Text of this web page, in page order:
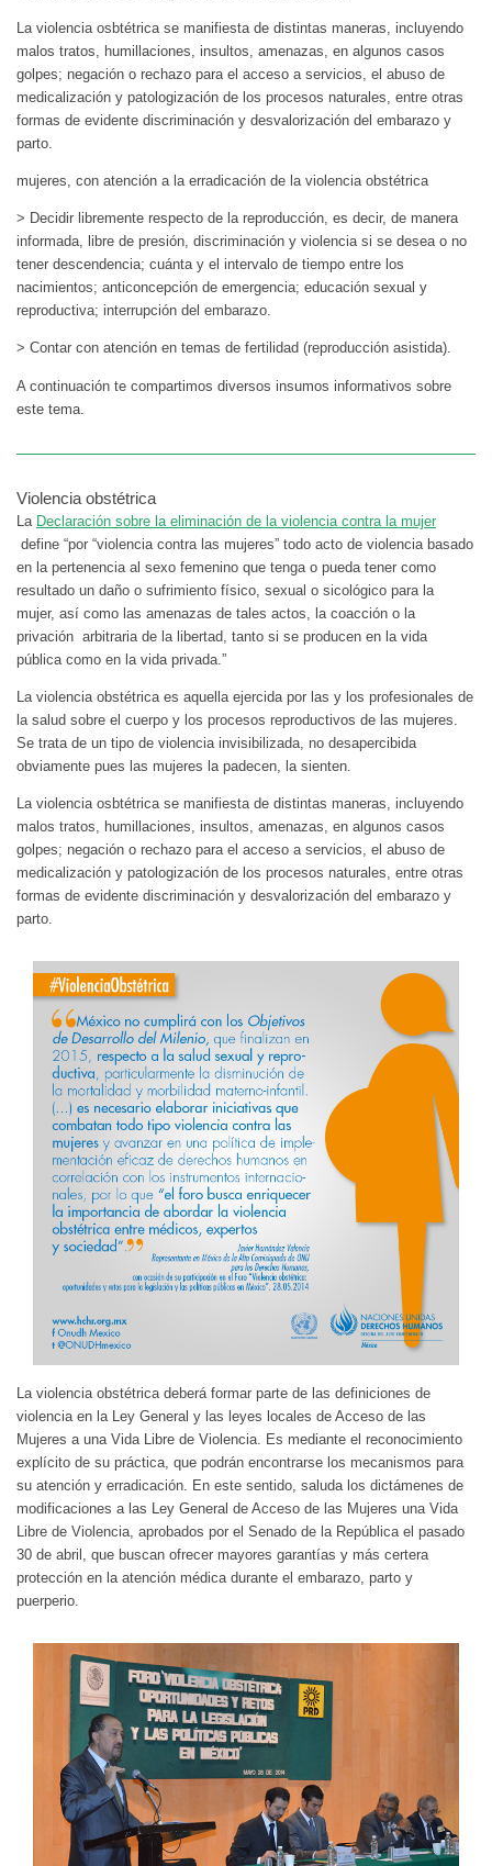
La violencia osbtétrica se manifiesta de distintas maneras, incluyendo
malos tratos, humillaciones, insultos, amenazas, en algunos casos
golpes; negación o rechazo para el acceso a servicios, el abuso de
medicalización y patologización de los procesos naturales, entre otras
formas de evidente discriminación y desvalorización del embarazo y
parto.
mujeres, con atención a la erradicación de la violencia obstétrica
> Decidir libremente respecto de la reproducción, es decir, de manera
informada, libre de presión, discriminación y violencia si se desea o no
tener descendencia; cuánta y el intervalo de tiempo entre los
nacimientos; anticoncepción de emergencia; educación sexual y
reproductiva; interrupción del embarazo.
> Contar con atención en temas de fertilidad (reproducción asistida).
A continuación te compartimos diversos insumos informativos sobre
este tema.
Violencia obstétrica
La Declaración sobre la eliminación de la violencia contra la mujer
define “por “violencia contra las mujeres” todo acto de violencia basado
en la pertenencia al sexo femenino que tenga o pueda tener como
resultado un daño o sufrimiento físico, sexual o sicológico para la
mujer, así como las amenazas de tales actos, la coacción o la
privación arbitraria de la libertad, tanto si se producen en la vida
pública como en la vida privada.”
La violencia obstétrica es aquella ejercida por las y los profesionales de
la salud sobre el cuerpo y los procesos reproductivos de las mujeres.
Se trata de un tipo de violencia invisibilizada, no desapercibida
obviamente pues las mujeres la padecen, la sienten.
La violencia osbtétrica se manifiesta de distintas maneras, incluyendo
malos tratos, humillaciones, insultos, amenazas, en algunos casos
golpes; negación o rechazo para el acceso a servicios, el abuso de
medicalización y patologización de los procesos naturales, entre otras
formas de evidente discriminación y desvalorización del embarazo y
parto.
La violencia obstétrica deberá formar parte de las definiciones de
violencia en la Ley General y las leyes locales de Acceso de las
Mujeres a una Vida Libre de Violencia. Es mediante el reconocimiento
explícito de su práctica, que podrán encontrarse los mecanismos para
su atención y erradicación. En este sentido, saluda los dictámenes de
modificaciones a las Ley General de Acceso de las Mujeres una Vida
Libre de Violencia, aprobados por el Senado de la República el pasado
30 de abril, que buscan ofrecer mayores garantías y más certera
protección en la atención médica durante el embarazo, parto y
puerperio.